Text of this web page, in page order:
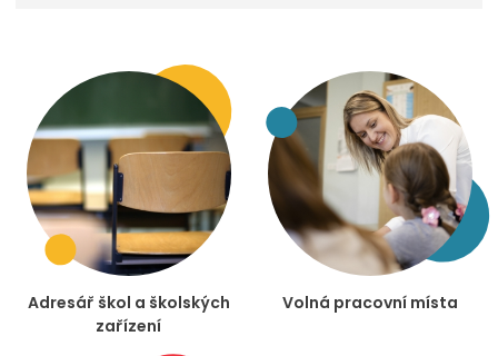
Adresář škol a školských
zařízení
Volná pracovní místa